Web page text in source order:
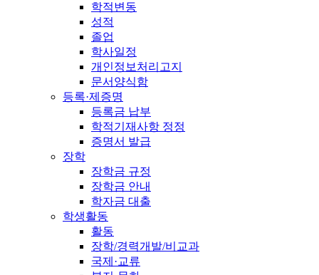
학적변동
성적
졸업
학사일정
개인정보처리고지
문서양식함
등록·제증명
등록금 납부
학적기재사항 정정
증명서 발급
장학
장학금 규정
장학금 안내
학자금 대출
학생활동
활동
장학/경력개발/비교과
국제·교류